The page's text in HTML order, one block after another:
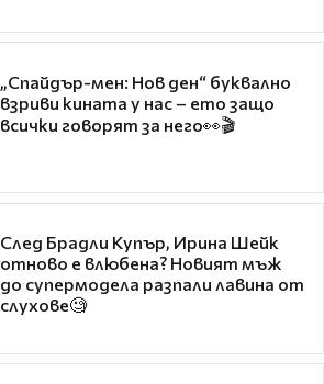
„Спайдър-мен: Нов ден“ буквално
взриви кината у нас – ето защо
всички говорят за него👀🎬
След Брадли Купър, Ирина Шейк
отново е влюбена? Новият мъж
до супермодела разпали лавина от
слухове🧐